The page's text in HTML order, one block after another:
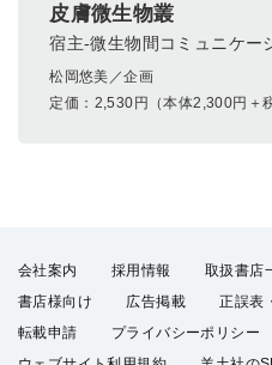
皮膚微生物叢
宿主-微生物間コミュニケー
松岡悠美／企画
定価： 2,530円（本体2,300円＋
会社案内 採用情報 取扱書店
書店様向け
広告掲載 正誤表
転載申請
プライバシーポリシー